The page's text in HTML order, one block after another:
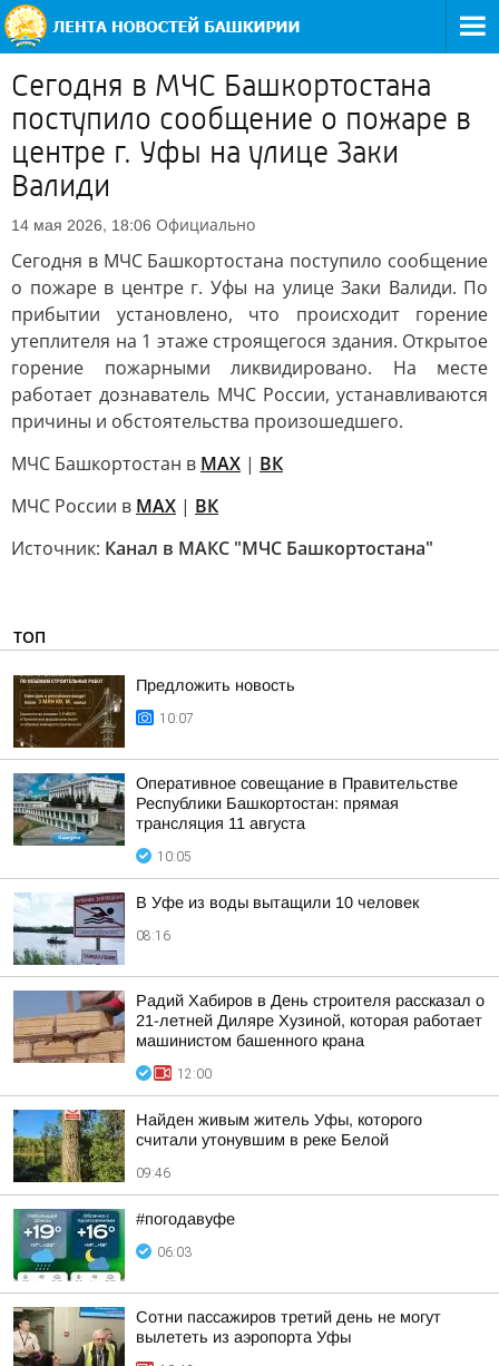
Сегодня в МЧС Башкортостана
поступило сообщение о пожаре в
центре г. Уфы на улице Заки
Валиди
14 мая 2026, 18:06 Официально
Сегодня в МЧС Башкортостана поступило сообщение
о пожаре в центре г. Уфы на улице Заки Валиди. По
прибытии установлено, что происходит горение
утеплителя на 1 этаже строящегося здания. Открытое
горение пожарными ликвидировано. На месте
работает дознаватель МЧС России, устанавливаются
причины и обстоятельства произошедшего.
МЧС Башкортостан в МАХ | ВК
МЧС России в MAX | ВК
Источник: Канал в МАКС "МЧС Башкортостана"
ТОП
Предложить новость
10:07
Оперативное совещание в Правительстве
Республики Башкортостан: прямая
трансляция 11 августа
10:05
В Уфе из воды вытащили 10 человек
08:16
Радий Хабиров в День строителя рассказал о
21-летней Диляре Хузиной, которая работает
машинистом башенного крана
12:00
Найден живым житель Уфы, которого
считали утонувшим в реке Белой
09:46
#погодавуфе
06:03
Сотни пассажиров третий день не могут
вылететь из аэропорта Уфы